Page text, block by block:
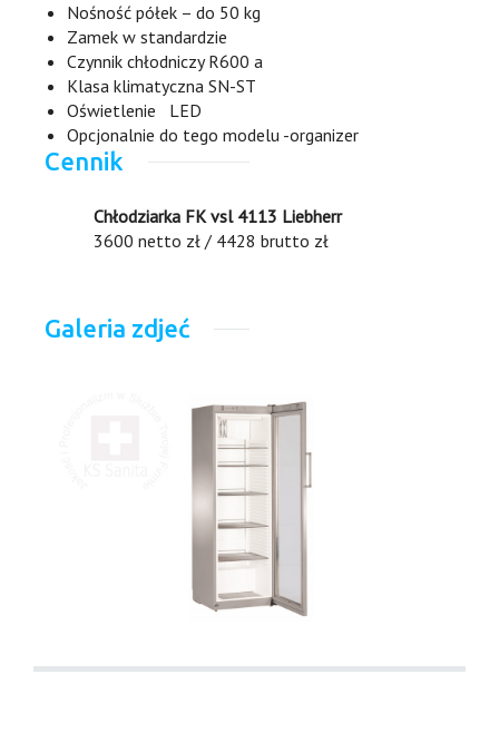
Nośność półek – do 50 kg
Zamek w standardzie
Czynnik chłodniczy R600 a
Klasa klimatyczna SN-ST
Oświetlenie LED
Opcjonalnie do tego modelu -organizer
Cennik
Chłodziarka FK vsl 4113 Liebherr
3600 netto zł / 4428 brutto zł
Galeria zdjeć